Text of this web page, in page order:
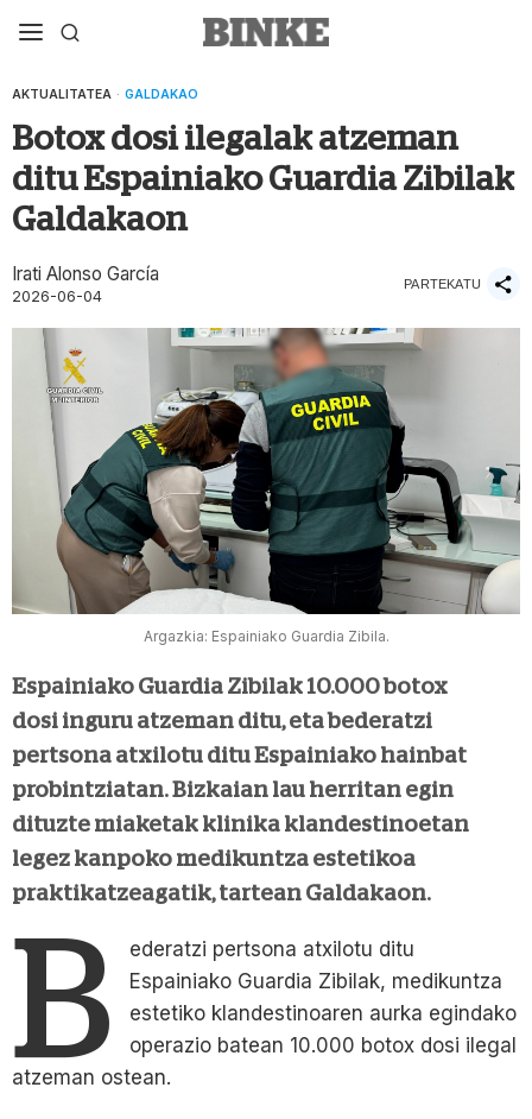
AKTUALITATEA · GALDAKAO
Botox dosi ilegalak atzeman
ditu Espainiako Guardia Zibilak
Galdakaon
Irati Alonso García
2026-06-04
PARTEKATU
Argazkia: Espainiako Guardia Zibila.
Espainiako Guardia Zibilak 10.000 botox
dosi inguru atzeman ditu, eta bederatzi
pertsona atxilotu ditu Espainiako hainbat
probintziatan. Bizkaian lau herritan egin
dituzte miaketak klinika klandestinoetan
legez kanpoko medikuntza estetikoa
praktikatzeagatik, tartean Galdakaon.
B
ederatzi pertsona atxilotu ditu
Espainiako Guardia Zibilak, medikuntza
estetiko klandestinoaren aurka egindako
operazio batean 10.000 botox dosi ilegal
atzeman ostean.